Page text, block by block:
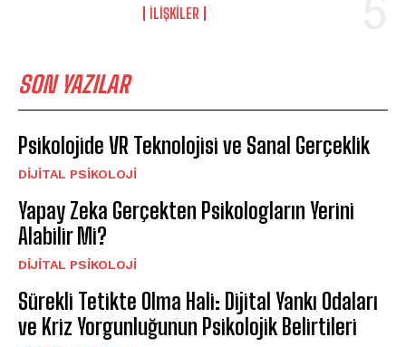
İLIŞKILER
SON YAZILAR
Psikolojide VR Teknolojisi ve Sanal Gerçeklik
DIJITAL PSIKOLOJI
Yapay Zeka Gerçekten Psikologların Yerini
Alabilir Mi?
DIJITAL PSIKOLOJI
Sürekli Tetikte Olma Hali: Dijital Yankı Odaları
ve Kriz Yorgunluğunun Psikolojik Belirtileri